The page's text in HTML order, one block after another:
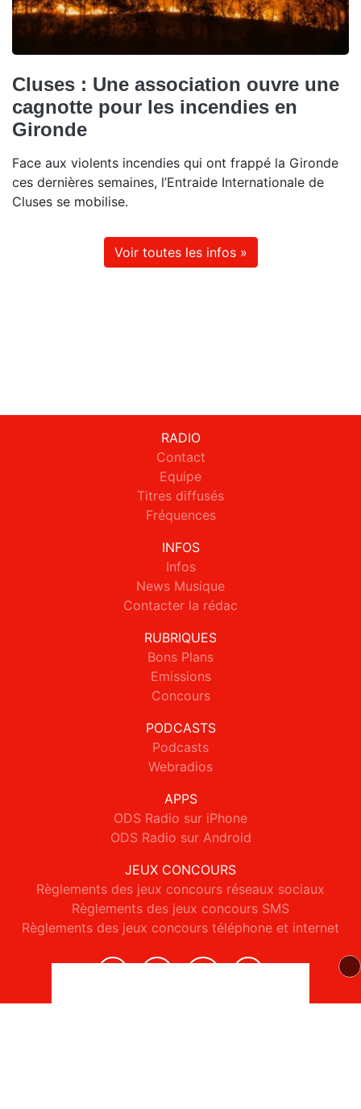
Cluses : Une association ouvre une
cagnotte pour les incendies en
Gironde
Face aux violents incendies qui ont frappé la Gironde
ces dernières semaines, l’Entraide Internationale de
Cluses se mobilise.
Voir toutes les infos »
RADIO
Contact
Equipe
Titres diffusés
Fréquences
INFOS
Infos
News Musique
Contacter la rédac
RUBRIQUES
Bons Plans
Emissions
Concours
PODCASTS
Podcasts
Webradios
APPS
ODS Radio sur iPhone
ODS Radio sur Android
JEUX CONCOURS
Règlements des jeux concours réseaux sociaux
Règlements des jeux concours SMS
Règlements des jeux concours téléphone et internet